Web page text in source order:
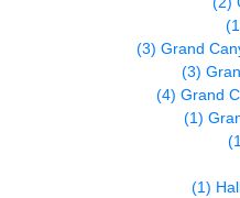
Grand
(3)
(3)
Grand
(4)
(1)
(1)